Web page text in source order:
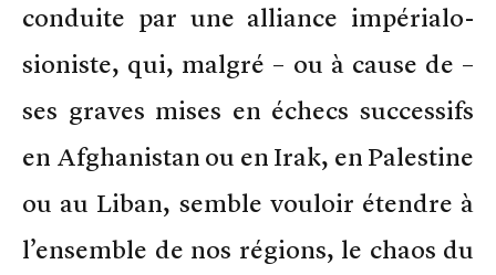
conduite par une alliance impérialo-
sioniste, qui, malgré – ou à cause de –
ses graves mises en échecs successifs
en Afghanistan ou en Irak, en Palestine
ou au Liban, semble vouloir étendre à
l’ensemble de nos régions, le chaos du